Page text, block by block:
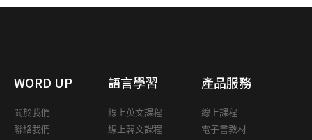
WORD UP
關於我們
聯絡我們
語言學習
線上英文課程
線上韓文課程
產品服務
線上課程
電子書教材